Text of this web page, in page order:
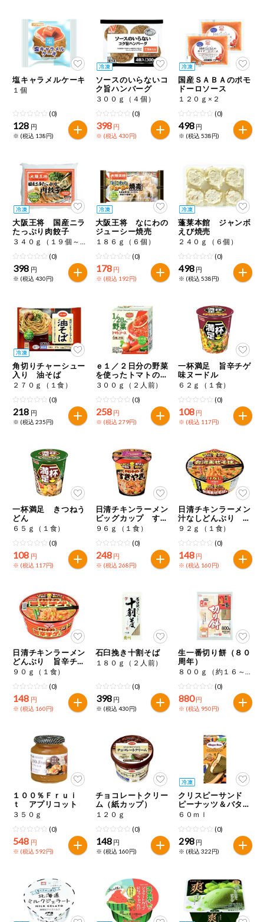
推しコープ
塩キャラメルケーキ
１個
(0)
128 円
※ (税込 138円)
ソースのいらないコ
ク旨ハンバーグ
３００ｇ（４個）
(0)
398 円
※ (税込 430円)
国産ＳＡＢＡのポモ
ドーロソース
１２０ｇ×２
(0)
498 円
※ (税込 538円)
大阪王将 国産ニラ
たっぷり肉餃子
３４０ｇ（１９個～２１個）
(0)
398 円
※ (税込 430円)
大阪王将 なにわの
ジューシー焼売
１８６ｇ（６個）
(0)
178 円
※ (税込 192円)
蓬莱本館 ジャンボ
えび焼売
２４０ｇ（６個）
(0)
498 円
※ (税込 538円)
角切りチャーシュー
入り 油そば
２７０ｇ（１食）
(0)
218 円
※ (税込 235円)
ｅ１／２日分の野菜
を使ったトマトのソ
ース
３００ｇ（２人前）
(0)
258 円
※ (税込 279円)
一杯満足 旨辛チゲ
味ヌードル
６２ｇ（１食）
(0)
108 円
※ (税込 117円)
一杯満足 きつねう
どん
６５ｇ（１食）
(0)
108 円
※ (税込 117円)
日清チキンラーメン
ビッグカップ すき
やき味
９６ｇ（１食）
(0)
248 円
※ (税込 268円)
日清チキンラーメン
汁なしどんぶり 台
湾まぜそば味
９２ｇ（１食）
(0)
148 円
※ (税込 160円)
日清チキンラーメン
どんぶり 旨辛チゲ
味
９０ｇ（１食）
(0)
148 円
※ (税込 160円)
石臼挽き十割そば
１８０ｇ（２人前）
(0)
398 円
※ (税込 430円)
生一番切り餅（８０
周年）
８００ｇ（約１６～１８個）
(0)
880円
※ (税込 950円)
１００％Ｆｒｕｉ
ｔ アプリコット
３５０ｇ
(0)
548 円
※ (税込 592円)
チョコレートクリー
ム（紙カップ）
１２０ｇ
(0)
148 円
※ (税込 160円)
クリスピーサンド
ピーナッツ＆バター
キャラメル
６０ｍｌ
(0)
298 円
※ (税込 322円)